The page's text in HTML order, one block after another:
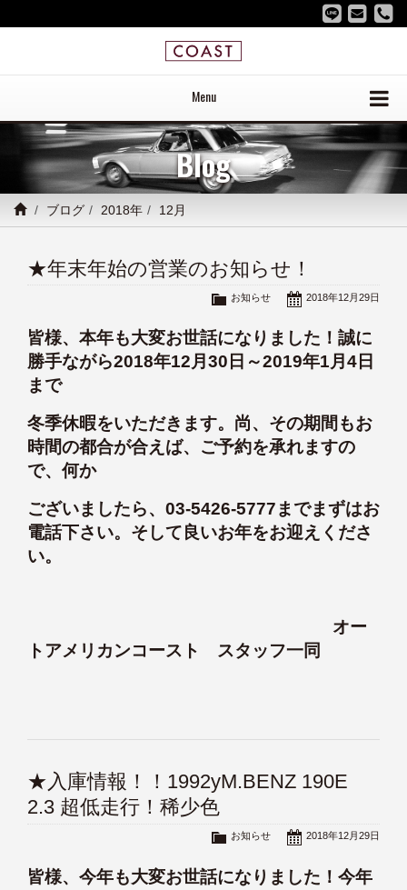
Menu
Blog
ブログ 2018年 12月
★年末年始の営業のお知らせ！
2018年12月29日
お知らせ
皆様、本年も大変お世話になりました！誠に
勝手ながら2018年12月30日～2019年1月4日
まで
冬季休暇をいただきます。尚、その期間もお
時間の都合が合えば、ご予約を承れますの
で、何か
ございましたら、03-5426-5777までまずはお
電話下さい。そして良いお年をお迎えくださ
い。
オー
トアメリカンコースト スタッフ一同
★入庫情報！！1992yM.BENZ 190E
2.3 超低走行！稀少色
2018年12月29日
お知らせ
皆様、今年も大変お世話になりました！今年